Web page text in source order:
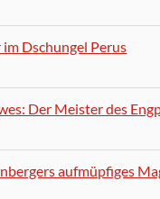
Dschungel Perus
Der Meister des
aufmüpfiges